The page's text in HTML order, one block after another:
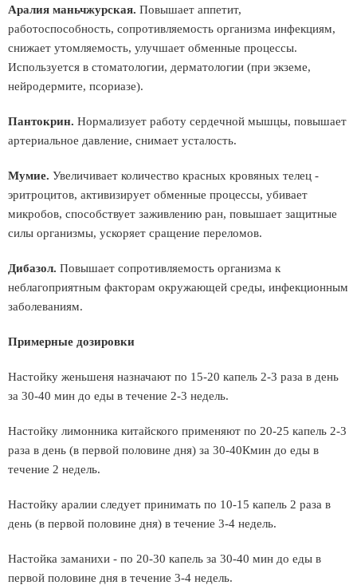
Аралия маньчжурская. Повышает аппетит,
работоспособность, сопротивляемость организма инфекциям,
снижает утомляемость, улучшает обменные процессы.
Используется в стоматологии, дерматологии (при экземе,
нейродермите, псориазе).
Пантокрин. Нормализует работу сердечной мышцы, повышает
артериальное давление, снимает усталость.
Мумие. Увеличивает количество красных кровяных телец -
эритроцитов, активизирует обменные процессы, убивает
микробов, способствует заживлению ран, повышает защитные
силы организмы, ускоряет сращение переломов.
Дибазол. Повышает сопротивляемость организма к
неблагоприятным факторам окружающей среды, инфекционным
заболеваниям.
Примерные дозировки
Настойку женьшеня назначают по 15-20 капель 2-3 раза в день
за 30-40 мин до еды в течение 2-3 недель.
Настойку лимонника китайского применяют по 20-25 капель 2-3
раза в день (в первой половине дня) за 30-40Кмин до еды в
течение 2 недель.
Настойку аралии следует принимать по 10-15 капель 2 раза в
день (в первой половине дня) в течение 3-4 недель.
Настойка заманихи - по 20-30 капель за 30-40 мин до еды в
первой половине дня в течение 3-4 недель.